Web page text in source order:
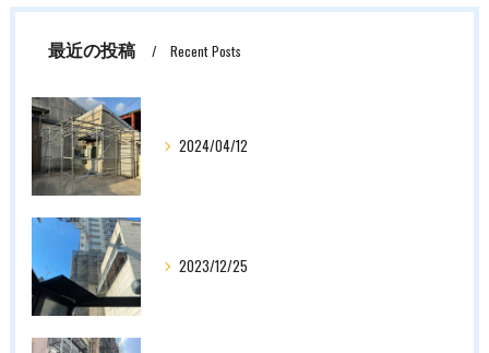
最近の投稿 Recent Posts
2024/04/12
2023/12/25